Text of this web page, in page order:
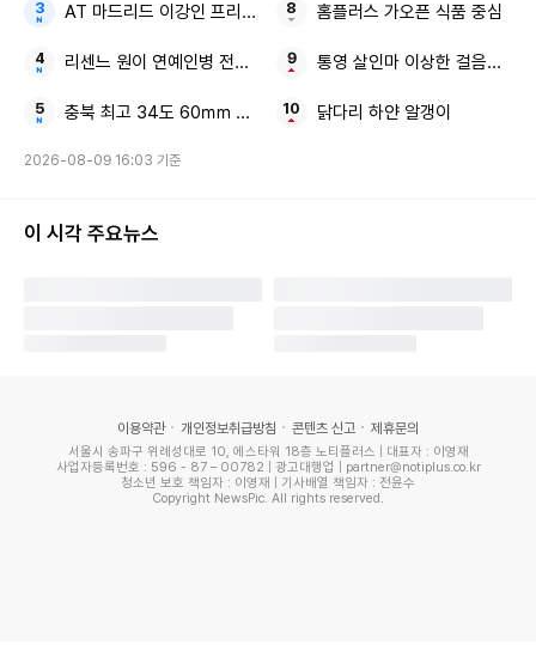
AT 마드리드 이강인 프리시즌 맨시티전
리센느 원이 연예인병 전참시
충북 최고 34도 60㎜ 소나기
홈플러스 가오픈 식품 중심
통영 살인마 이상한 걸음걸이
닭다리 하얀 알갱이
2026-08-09 16:03 기준
이 시각 주요뉴스
이용약관 개인정보취급방침 콘텐츠 신고 제휴문의
서울시 송파구 위례성대로 10, 에스타워 18층 노티플러스 | 대표자 : 이영재
사업자등록번호 : 596 - 87 – 00782 | 광고대행업 | partner@notiplus.co.kr
청소년 보호 책임자 : 이영재 | 기사배열 책임자 : 전윤수
Copyright NewsPic. All rights reserved.